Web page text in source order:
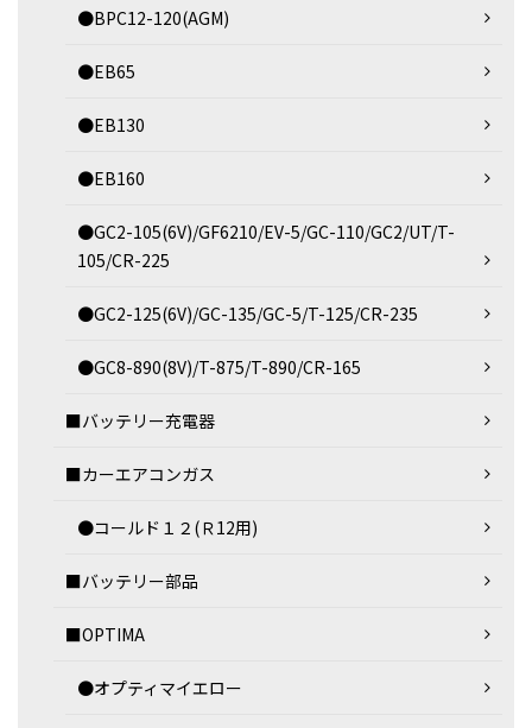
●BPC12-120(AGM)
●EB65
●EB130
●EB160
●GC2-105(6V)/GF6210/EV-5/GC-110/GC2/UT/T-
105/CR-225
●GC2-125(6V)/GC-135/GC-5/T-125/CR-235
●GC8-890(8V)/T-875/T-890/CR-165
■バッテリー充電器
■カーエアコンガス
●コールド１２(Ｒ12用)
■バッテリー部品
■OPTIMA
●オプティマイエロー